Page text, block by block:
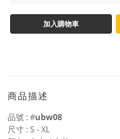
加入購物車
商品描述
品號 : #ubw08
尺寸 : S - XL